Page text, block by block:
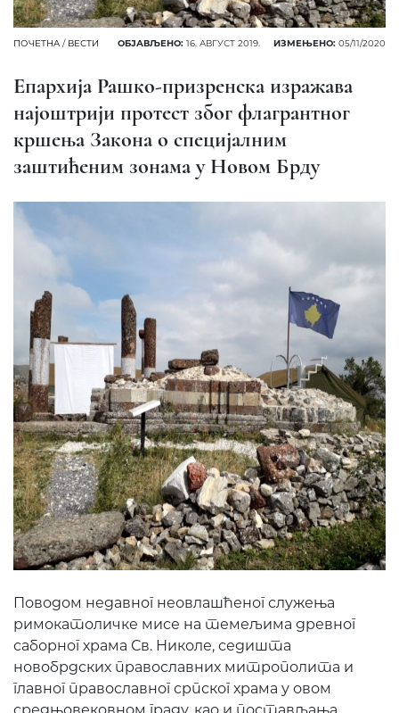
ПОЧЕТНА / ВЕСТИ ОБЈАВЉЕНО: 16. АВГУСТ 2019. ИЗМЕЊЕНО: 05/11/2020
Епархија Рашко-призренска изражава
најоштрији протест због флагрантног
кршења Закона о специјалним
заштићеним зонама у Новом Брду
Поводом недавног неовлашћеног служења
римокатоличке мисе на темељима древног
саборног храма Св. Николе, седишта
новобрдских православних митрополита и
главног православног српског храма у овом